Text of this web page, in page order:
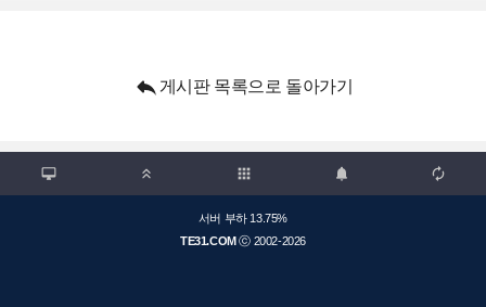
 게시판 목록으로 돌아가기
  apps  
서버 부하 13.75%
TE31.COMⓒ 2002-2026